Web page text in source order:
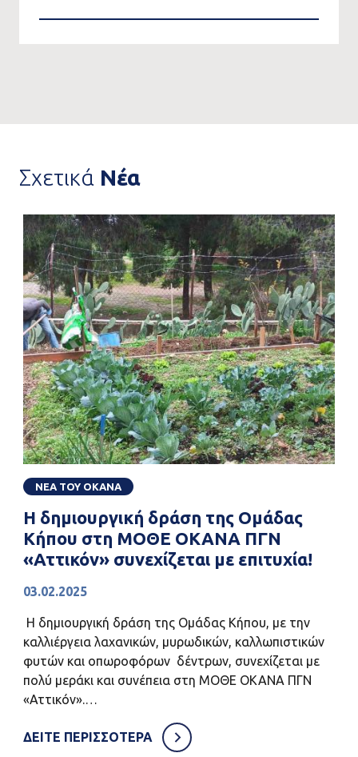
ΣχετικάΝέα
ΝΕΑ ΤΟΥ ΟΚΑΝΑ
Η δημιουργική δράση της Ομάδας
Κήπου στη ΜΟΘΕ ΟΚΑΝΑ ΠΓΝ
«Αττικόν» συνεχίζεται με επιτυχία!
03.02.2025
Η δημιουργική δράση της Ομάδας Κήπου, με την
καλλιέργεια λαχανικών, μυρωδικών, καλλωπιστικών
φυτών και οπωροφόρων δέντρων, συνεχίζεται με
πολύ μεράκι και συνέπεια στη ΜΟΘΕ ΟΚΑΝΑ ΠΓΝ
«Αττικόν».…
ΔΕΙΤΕ ΠΕΡΙΣΣΟΤΕΡΑ